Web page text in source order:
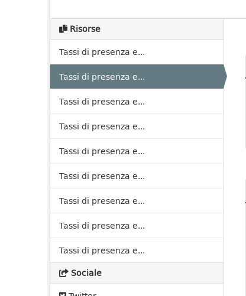
Risorse
Tassi di presenza e...
Tassi di presenza e...
Tassi di presenza e...
Tassi di presenza e...
Tassi di presenza e...
Tassi di presenza e...
Tassi di presenza e...
Tassi di presenza e...
Tassi di presenza e...
Sociale